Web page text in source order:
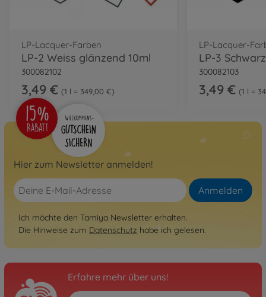
LP-Lacquer-Farben
LP-2 Weiss glänzend 10ml
300082102
3,49 € 1 l = 349,00 €
LP-Lacquer-
LP-3
300082103
3,49 € 1 l =
Hier zum Newsletter anmelden!
Anmelden
Ich möchte den Tamiya Newsletter erhalten.
Die Hinweise zum Datenschutz habe ich gelesen.
Erfahre mehr über uns!